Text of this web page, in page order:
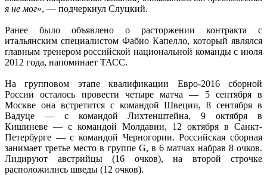
я не мог», — подчеркнул Слуцкий.
Ранее было объявлено о расторжении контракта с
итальянским специалистом Фабио Капелло, который являлся
главным тренером российской национальной команды с июля
2012 года, напоминает ТАСС.
На групповом этапе квалификации Евро-2016 сборной
России осталось провести четыре матча — 5 сентября в
Москве она встретится с командой Швеции, 8 сентября в
Вадуце — с командой Лихтенштейна, 9 октября в
Кишиневе — с командой Молдавии, 12 октября в Санкт-
Петербурге — с командой Черногории. Российская сборная
занимает третье место в группе G, в 6 матчах набрав 8 очков.
Лидируют австрийцы (16 очков), на второй строчке
расположились шведы (12 очков).